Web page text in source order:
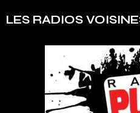
LES RADIOS